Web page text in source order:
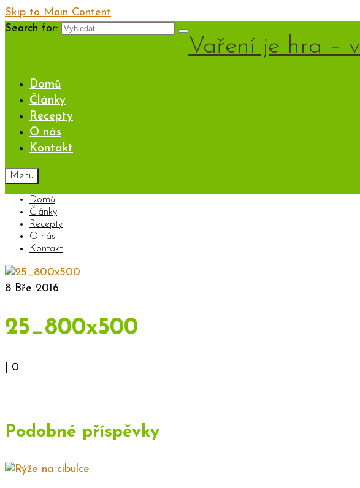
Skip to Main Content
Search for:
Vaření je hra –
Domů
Články
Recepty
O nás
Kontakt
Menu
Domů
Články
Recepty
O nás
Kontakt
8 Bře 2016
25_800x500
0
Podobné příspěvky